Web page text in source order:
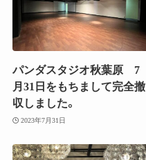
パンダスタジオ秋葉原 7
月31日をもちまして完全撤
収しました。
2023年7月31日